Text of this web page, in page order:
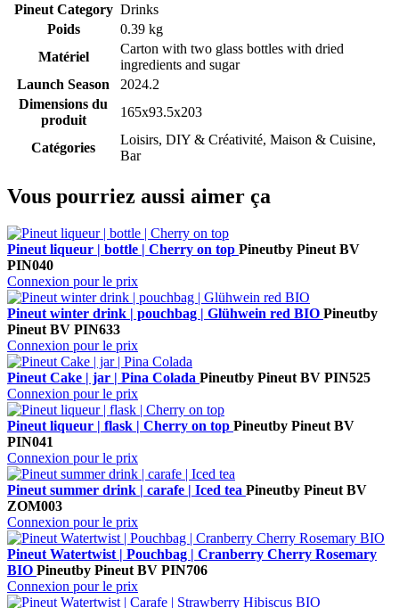
Pineut Category Drinks
Poids
0.39 kg
Matériel
Carton with two glass bottles with dried
ingredients and sugar
Launch Season
2024.2
Dimensions du
produit
165x93.5x203
Catégories
Loisirs, DIY & Créativité, Maison & Cuisine,
Bar
Vous pourriez aussi aimer ça
Pineut liqueur | bottle | Cherry on top Pineutby Pineut BV
PIN040
Connexion pour le prix
Pineut winter drink | pouchbag | Glühwein red BIO Pineutby
Pineut BV PIN633
Connexion pour le prix
Pineut Cake | jar | Pina Colada Pineutby Pineut BV PIN525
Connexion pour le prix
Pineut liqueur | flask | Cherry on top Pineutby Pineut BV
PIN041
Connexion pour le prix
Pineut summer drink | carafe | Iced tea Pineutby Pineut BV
ZOM003
Connexion pour le prix
Pineut Watertwist | Pouchbag | Cranberry Cherry Rosemary
BIO Pineutby Pineut BV PIN706
Connexion pour le prix